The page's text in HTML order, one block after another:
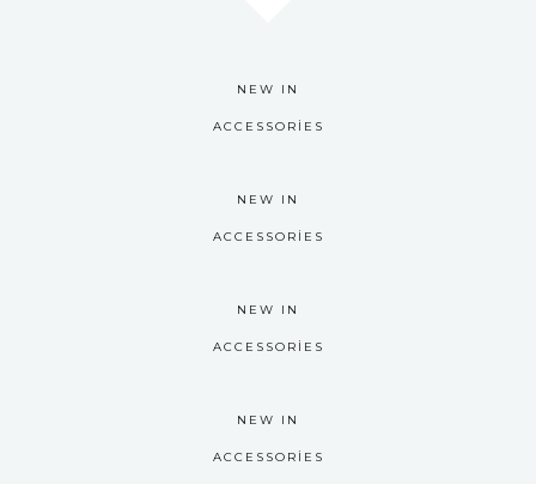
NEW IN
ACCESSORIES
NEW IN
ACCESSORIES
NEW IN
ACCESSORIES
NEW IN
ACCESSORIES